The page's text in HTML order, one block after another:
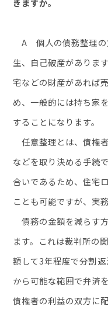
きますか。
A 個人の債務整理
生、自己破産がありま
宅などの財産があれば
め、一般的には持ち家
することになります。
任意整理とは、債権
などを取り決める手続
合いであるため、住宅
ことも可能ですが、実
債務の金額を減らす
ます。これは裁判所の
額して3年程度で分割
から可能な範囲で弁済
債権者の利益の双方に